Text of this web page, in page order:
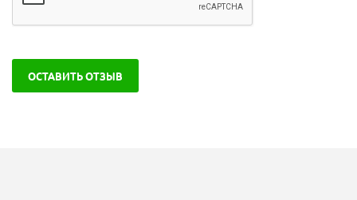
ОСТАВИТЬ ОТЗЫВ